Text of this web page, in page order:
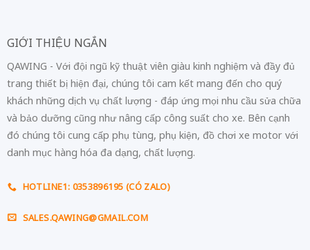
GIỚI THIỆU NGẮN
QAWING - Với đội ngũ kỹ thuật viên giàu kinh nghiệm và đầy đủ
trang thiết bị hiện đại, chúng tôi cam kết mang đến cho quý
khách những dịch vụ chất lượng - đáp ứng mọi nhu cầu sửa chữa
và bảo dưỡng cũng như nâng cấp công suất cho xe. Bên cạnh
đó chúng tôi cung cấp phụ tùng, phụ kiện, đồ chơi xe motor với
danh mục hàng hóa đa dạng, chất lượng.
HOTLINE1: 0353896195 (CÓ ZALO)
SALES.QAWING@GMAIL.COM